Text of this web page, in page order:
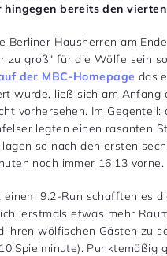
hingegen bereits den
Berliner Hausherren am
zu groß“ für die Wölfe sein
der MBC-Homepage das
wurde, ließ sich am Anfang
vorhersehen. Im Gegenteil:
legten einen rasanten
so nach den ersten
noch immer 16:13 vorne.
einem 9:2-Run schafften es
erstmals etwas mehr
ihren wölfischen Gästen zu
Punktemäßig